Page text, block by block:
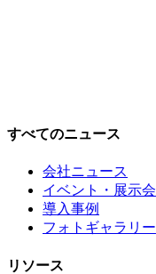
すべてのニュース
会社ニュース
イベント・展示会
導入事例
フォトギャラリー
リソース